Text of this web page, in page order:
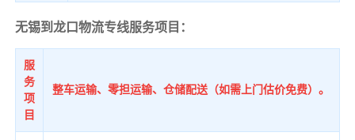
无锡到龙口物流专线服务项目：
服
务
项
目
整车运输、零担运输、仓储配送（如需上门估价免费）。